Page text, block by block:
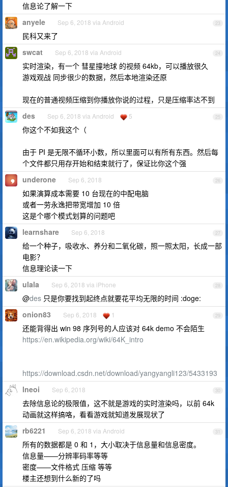
信息论了解一下
23
anyele Sep 6, 2018 via Android
民科又来了
24
swcat Sep 6, 2018 via Android
实时渲染，有一个 彗星撞地球 的视频 64kb，可以播放很久
游戏观战 同步很少的数据，然后本地渲染还原
现在的普通视频压缩到你播放你说的过程，只是压缩率达不到
25
des Sep 6, 2018 via Android 5
你这个不如我这个（
由于 PI 是无限不循环小数，所以里面可以有所有东西。然后每
个文件都只用存开始和结束就行了，保证比你这个强
26
underone Sep 6, 2018
如果演算成本需要 10 台现在的中配电脑
或者一劳永逸把带宽增加 10 倍
这是个哪个模式划算的问题吧
27
learnshare Sep 6, 2018
给一个种子，吸收水、养分和二氧化碳，照一照太阳，长成一部
电影？
信息理论读一下
28
ulala Sep 6, 2018 via iPhone
@des 只是你要找到起终点就要花平均无限的时间 :doge:
29
onion83 Sep 6, 2018 1
还能背得出 win 98 序列号的人应该对 64k demo 不会陌生
https://en.wikipedia.org/wiki/64K_intro
https://download.csdn.net/download/yangyangli123/5433193
30
lneoi Sep 6, 2018
去除信息论的极限值，这不就是游戏的实时渲染吗，以前 64k
动画就这样搞咯，看看游戏就知道发展现状了
31
rb6221 Sep 6, 2018 via Android
所有的数据都是 0 和 1，大小取决于信息量和信息密度。
信息量——分辨率码率等等
密度——文件格式 压缩 等等
楼主还想到什么新的了吗